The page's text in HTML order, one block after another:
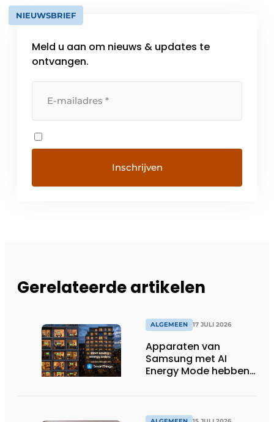
NIEUWSBRIEF
Meld u aan om nieuws & updates te
ontvangen.
Gerelateerde artikelen
ALGEMEEN 17 JULI 2026
Apparaten van
Samsung met AI
Energy Mode hebben